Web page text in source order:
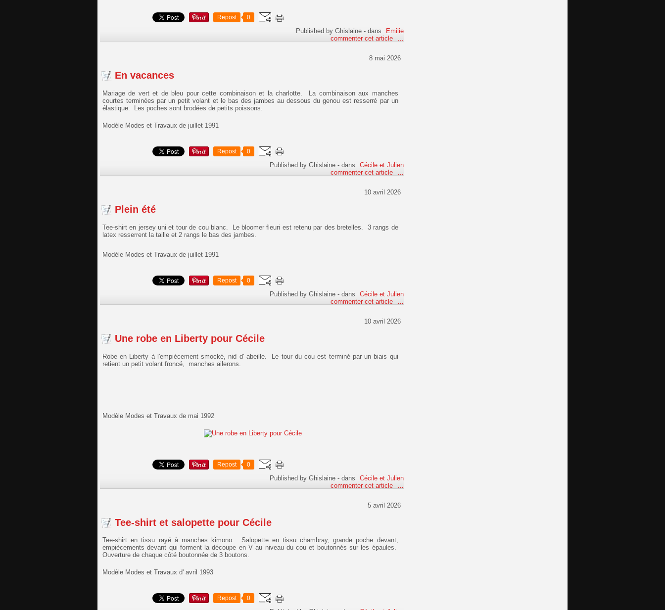
Repost 0
Published by Ghislaine -dans
Emilie
commenter cet article
…
8 mai 2026
En vacances
Mariage de vert et de bleu pour cette combinaison et la charlotte. La combinaison aux manches
courtes terminées par un petit volant et le bas des jambes au dessous du genou est resserré par un
élastique. Les poches sont brodées de petits poissons.
Modèle Modes et Travaux de juillet 1991
Repost 0
Published by Ghislaine -dans
Cécile et Julien
commenter cet article
10 avril 2026
Plein été
Tee-shirt en jersey uni et tour de cou blanc. Le bloomer fleuri est retenu par des bretelles. 3 rangs de
latex resserrent la taille et 2 rangs le bas des jambes.
Modèle Modes et Travaux de juillet 1991
Repost 0
Published by Ghislaine -dans
Cécile et Julien
commenter cet article
10 avril 2026
Une robe en Liberty pour Cécile
Robe en Liberty à l'empiècement smocké, nid d' abeille. Le tour du cou est terminé par un biais qui
retient un petit volant froncé, manches ailerons.
Modèle Modes et Travaux de mai 1992
Repost 0
Published by Ghislaine -dans
Cécile et Julien
commenter cet article
5 avril 2026
Tee-shirt et salopette pour Cécile
Tee-shirt en tissu rayé à manches kimono. Salopette en tissu chambray, grande poche devant,
empiècements devant qui forment la découpe en V au niveau du cou et boutonnés sur les épaules.
Ouverture de chaque côté boutonnée de 3 boutons.
Modèle Modes et Travaux d' avril 1993
Repost 0